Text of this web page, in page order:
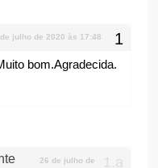
julho de 2020 às 17:48
bom.Agradecida.
26 de julho de